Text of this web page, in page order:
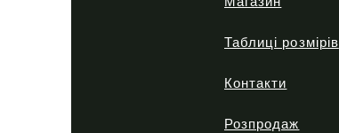
Таблиці розмірів
Контакти
Розпродаж